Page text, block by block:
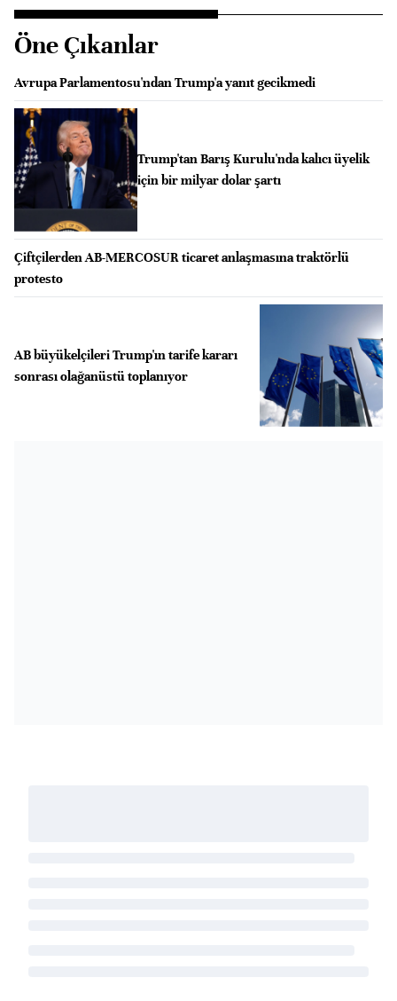
Öne Çıkanlar
Avrupa Parlamentosu'ndan Trump'a yanıt gecikmedi
Trump'tan Barış Kurulu'nda kalıcı üyelik
için bir milyar dolar şartı
Çiftçilerden AB-MERCOSUR ticaret anlaşmasına traktörlü
protesto
AB büyükelçileri Trump'ın tarife kararı
sonrası olağanüstü toplanıyor